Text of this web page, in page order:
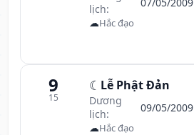
lịch:
☁Hắc đạo
9
15
☾ Lễ Phật Đản
Dương
lịch:
09/05/2009
☁Hắc đạo